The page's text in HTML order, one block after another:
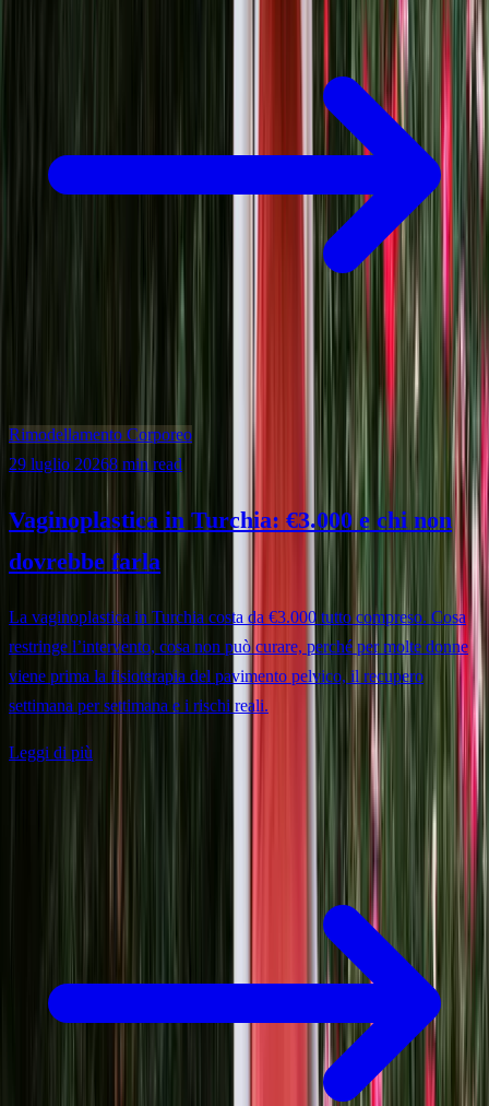
Rimodellamento Corporeo
29 luglio 20268 min read
Vaginoplastica in Turchia: €3.000 e chi non
dovrebbe farla
La vaginoplastica in Turchia costa da €3.000 tutto compreso. Cosa
restringe l’intervento, cosa non può curare, perché per molte donne
viene prima la fisioterapia del pavimento pelvico, il recupero
settimana per settimana e i rischi reali.
Leggi di più